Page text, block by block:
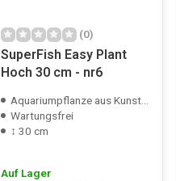
(0)
SuperFish Easy Plant
Hoch 30 cm - nr6
Aquariumpflanze aus Kunststoff
Wartungsfrei
↕ 30 cm
Auf Lager